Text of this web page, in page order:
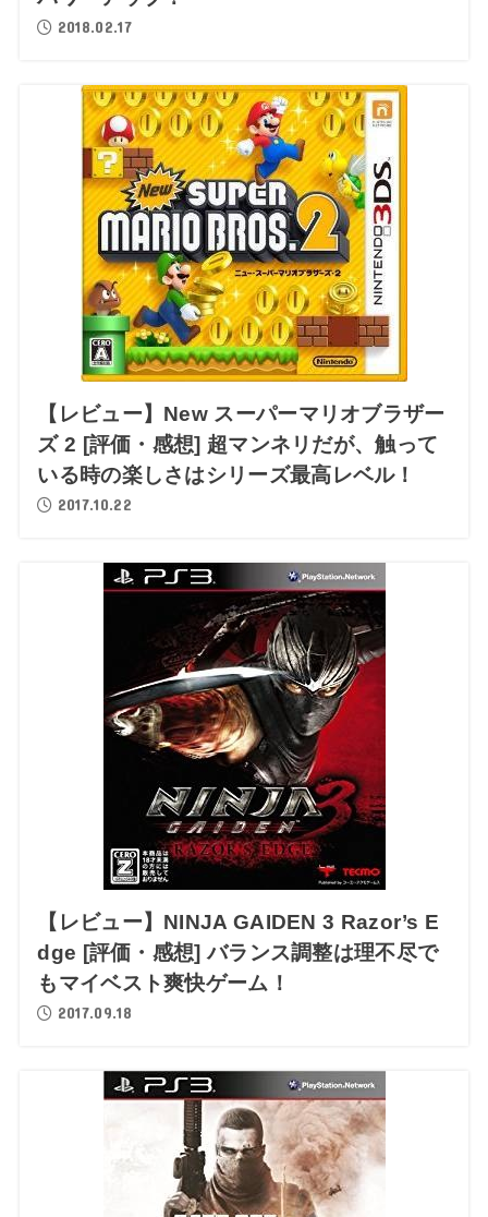
2018.02.17
【レビュー】New スーパーマリオブラザー
ズ 2 [評価・感想] 超マンネリだが、触って
いる時の楽しさはシリーズ最高レベル！
2017.10.22
【レビュー】NINJA GAIDEN 3 Razor’s E
dge [評価・感想] バランス調整は理不尽で
もマイベスト爽快ゲーム！
2017.09.18